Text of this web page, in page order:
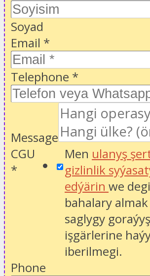
Soyad
Email *
Telephone *
Message
CGU
*
Men ulanyş
gizlinlik
edýärin we
bahalary
saglygy goraýyş
işgärlerine
iberilmegi.
Phone